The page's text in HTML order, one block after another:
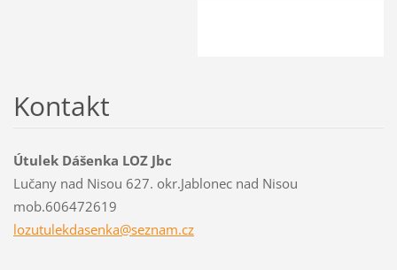
Kontakt
Útulek Dášenka LOZ Jbc
Lučany nad Nisou 627. okr.Jablonec nad Nisou
mob.606472619
lozutulekdasenka@seznam.cz